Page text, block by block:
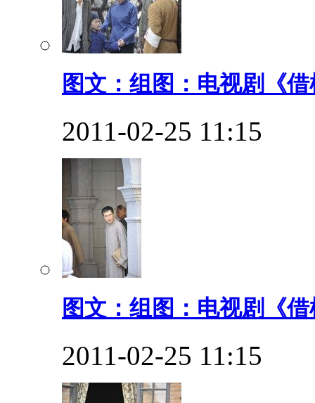
图文：组图：电视剧《
2011-02-25 11:15
图文：组图：电视剧《
2011-02-25 11:15